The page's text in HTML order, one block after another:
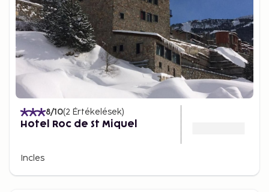
8/10(2 Értékelések)
Hotel Roc de St Miquel
Incles